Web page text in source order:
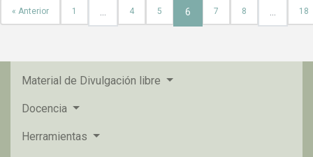
« Anterior 1 4 5 6 7 8 18
Material de Divulgación libre
Docencia
Herramientas